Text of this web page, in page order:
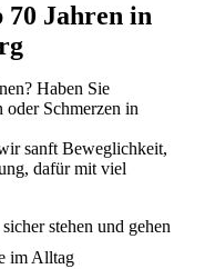
70 Jahren in
Haben Sie
Schmerzen in
sanft Beweglichkeit,
dafür mit viel
stehen und gehen
im Alltag